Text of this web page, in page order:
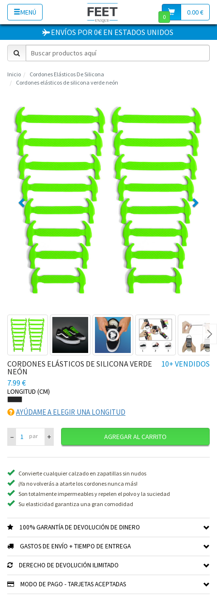
MENÚ 0.00 €
0
ENVÍOS POR 0€ EN ESTADOS UNIDOS
Inicio
Cordones Elásticos De Silicona
Cordones elásticos de silicona verde neón
Previous Next
10+ VENDIDOS
CORDONES ELÁSTICOS DE SILICONA VERDE
NEÓN
7.99 €
LONGITUD (CM)
AYÚDAME A ELEGIR UNA LONGITUD
– par + AGREGAR AL CARRITO
Convierte cualquier calzado en zapatillas sin nudos
¡Ya no volverás a atarte los cordones nunca más!
Son totalmente impermeables y repelen el polvo y la suciedad
Su elasticidad garantiza una gran comodidad
100% GARANTÍA DE DEVOLUCIÓN DE DINERO
GASTOS DE ENVÍO + TIEMPO DE ENTREGA
DERECHO DE DEVOLUCIÓN ILIMITADO
MODO DE PAGO - TARJETAS ACEPTADAS